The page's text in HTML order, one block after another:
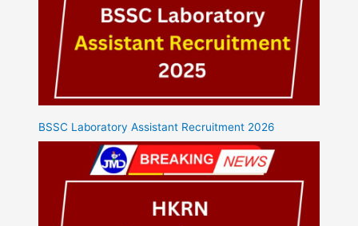
BSSC Laboratory Assistant Recruitment 2026